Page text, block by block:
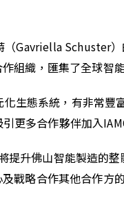
Gavriella Schuster
組織，匯集了全球智
生態系統，有非常豐
更多合作夥伴加入
升佛山智能製造的
戰略合作其他合作方